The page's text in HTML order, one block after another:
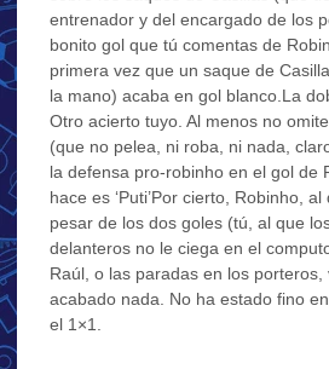
entrenador y del encargado de los
bonito gol que tú comentas de
primera vez que un saque de
la mano) acaba en gol blanco.La
Otro acierto tuyo. Al menos no
(que no pelea, ni roba, ni nada,
la defensa pro-robinho en el gol de
hace es ‘Puti’Por cierto, Robinho,
pesar de los dos goles (tú, al que
delanteros no le ciega en el
Raúl, o las paradas en los porteros,
acabado nada. No ha estado fino
el 1×1.